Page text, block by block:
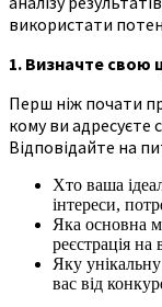
використати
1. Визначте свою
Перш ніж почати
кому ви адресуєте
Відповідайте на
Хто ваша
інтереси,
Яка основна
реєстрація на
Яку
вас від